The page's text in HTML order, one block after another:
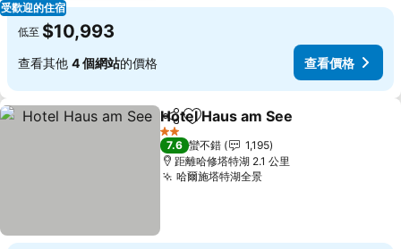
受歡迎的住宿
低至 $10,993
查看其他 4 個網站的價格 查看價格
分享 加入我的最愛
Hotel Haus am See
2 星級
7.6 蠻不錯
1,195
距離哈修塔特湖 2.1 公里
哈爾施塔特湖全景